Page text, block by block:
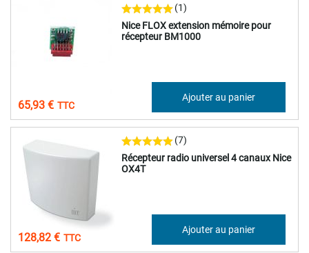
Nice FLOX extension mémoire pour
récepteur BM1000
(1)
65,93 €
Ajouter au panier
Récepteur radio universel 4 canaux Nice
OX4T
(7)
128,82 €
Ajouter au panier